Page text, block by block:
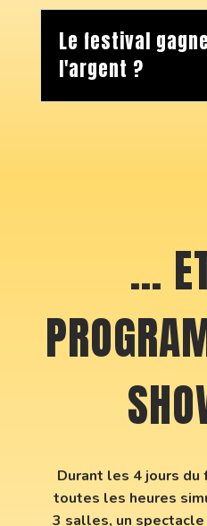
Le festival
l'argent ?
…
Durant les 4 jours du
toutes les heures
3 salles, un spectacle